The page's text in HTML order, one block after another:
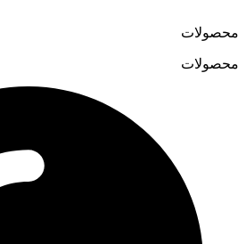
محصولات
محصولات